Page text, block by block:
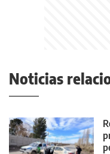
Noticias